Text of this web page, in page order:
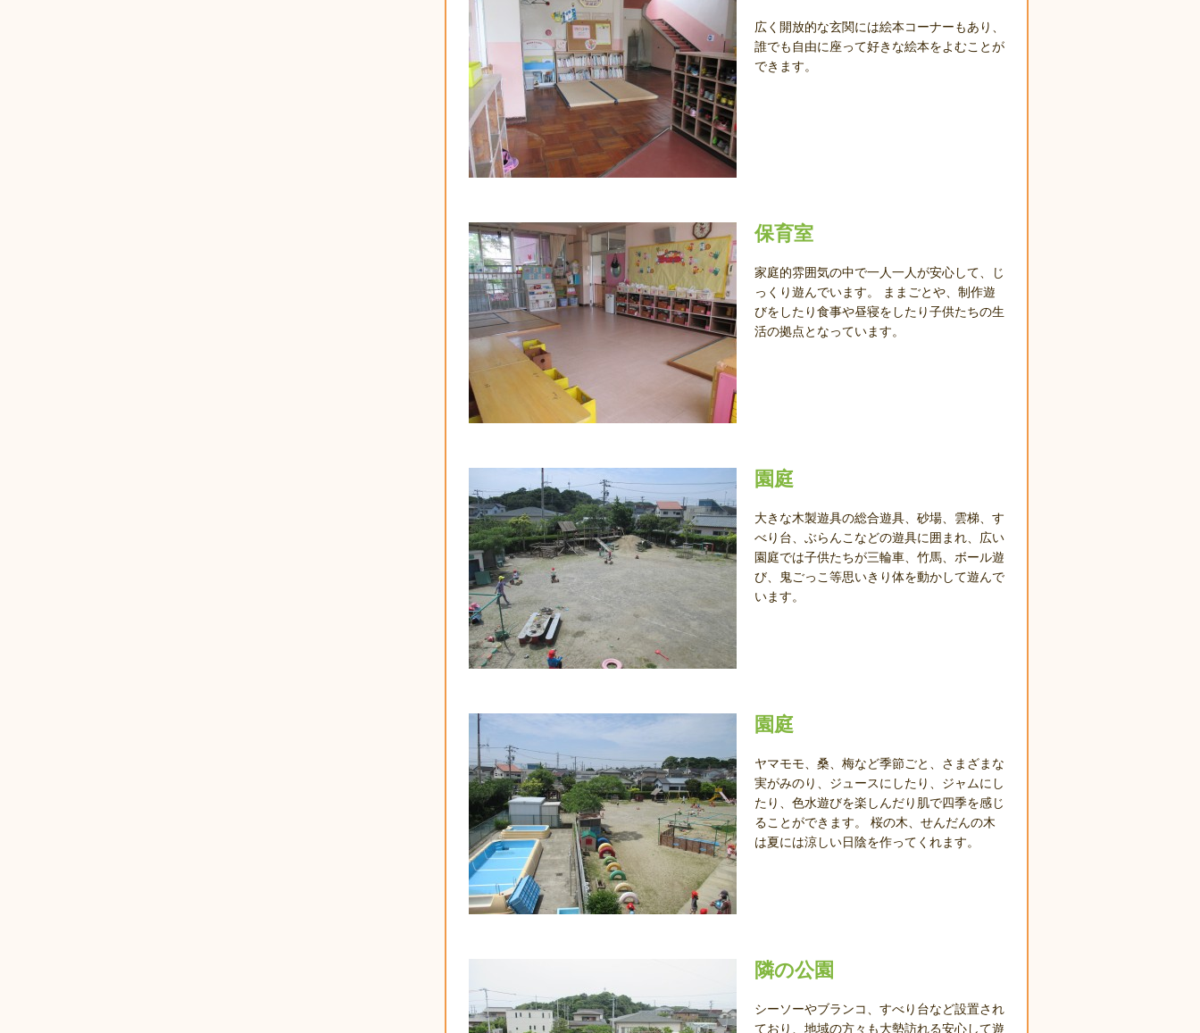
広く開放的な玄関には絵本コーナーもあり、
誰でも自由に座って好きな絵本をよむことが
できます。
保育室
家庭的雰囲気の中で一人一人が安心して、じ
っくり遊んでいます。 ままごとや、制作遊
びをしたり食事や昼寝をしたり子供たちの生
活の拠点となっています。
園庭
大きな木製遊具の総合遊具、砂場、雲梯、す
べり台、ぶらんこなどの遊具に囲まれ、広い
園庭では子供たちが三輪車、竹馬、ボール遊
び、鬼ごっこ等思いきり体を動かして遊んで
います。
園庭
ヤマモモ、桑、梅など季節ごと、さまざまな
実がみのり、ジュースにしたり、ジャムにし
たり、色水遊びを楽しんだり肌で四季を感じ
ることができます。 桜の木、せんだんの木
は夏には涼しい日陰を作ってくれます。
隣の公園
シーソーやブランコ、すべり台など設置され
ており、地域の方々も大勢訪れる安心して遊